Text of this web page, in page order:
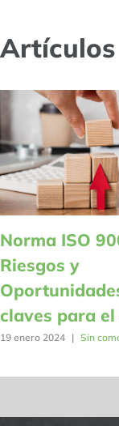
Norma ISO
Riesgos y
claves para el
19 enero 2024 | Sin